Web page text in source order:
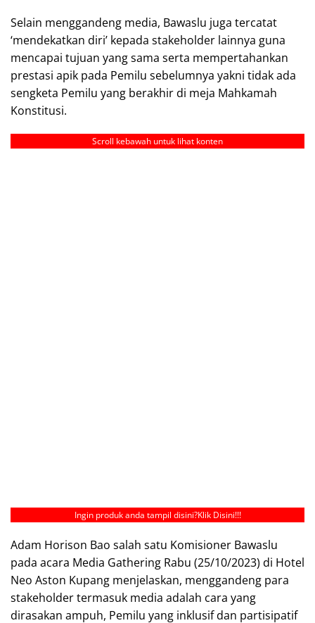
Selain menggandeng media, Bawaslu juga tercatat
‘mendekatkan diri’ kepada stakeholder lainnya guna
mencapai tujuan yang sama serta mempertahankan
prestasi apik pada Pemilu sebelumnya yakni tidak ada
sengketa Pemilu yang berakhir di meja Mahkamah
Konstitusi.
Scroll kebawah untuk lihat konten
Ingin produk anda tampil disini?Klik Disini!!!
Adam Horison Bao salah satu Komisioner Bawaslu
pada acara Media Gathering Rabu (25/10/2023) di Hotel
Neo Aston Kupang menjelaskan, menggandeng para
stakeholder termasuk media adalah cara yang
dirasakan ampuh, Pemilu yang inklusif dan partisipatif